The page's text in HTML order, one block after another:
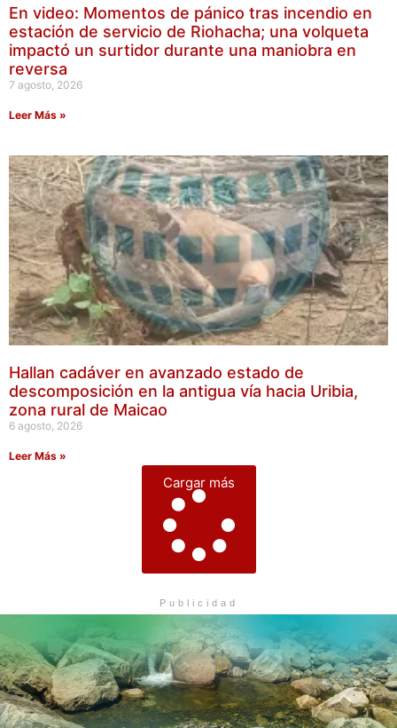
En video: Momentos de pánico tras incendio en
estación de servicio de Riohacha; una volqueta
impactó un surtidor durante una maniobra en
reversa
7 agosto, 2026
Leer Más »
Hallan cadáver en avanzado estado de
descomposición en la antigua vía hacia Uribia,
zona rural de Maicao
6 agosto, 2026
Leer Más »
Cargar más
Publicidad